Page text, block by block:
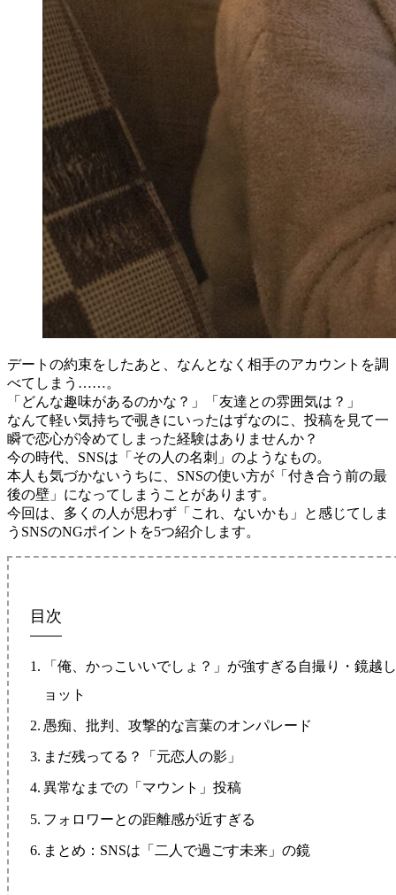
デートの約束をしたあと、なんとなく相手のアカウントを調
べてしまう……。
「どんな趣味があるのかな？」「友達との雰囲気は？」
なんて軽い気持ちで覗きにいったはずなのに、投稿を見て一
瞬で恋心が冷めてしまった経験はありませんか？
今の時代、SNSは「その人の名刺」のようなもの。
本人も気づかないうちに、SNSの使い方が「付き合う前の最
後の壁」になってしまうことがあります。
今回は、多くの人が思わず「これ、ないかも」と感じてしま
うSNSのNGポイントを5つ紹介します。
目次
「俺、かっこいいでしょ？」が強すぎる自撮り・鏡越
ョット
愚痴、批判、攻撃的な言葉のオンパレード
まだ残ってる？「元恋人の影」
異常なまでの「マウント」投稿
フォロワーとの距離感が近すぎる
まとめ：SNSは「二人で過ごす未来」の鏡